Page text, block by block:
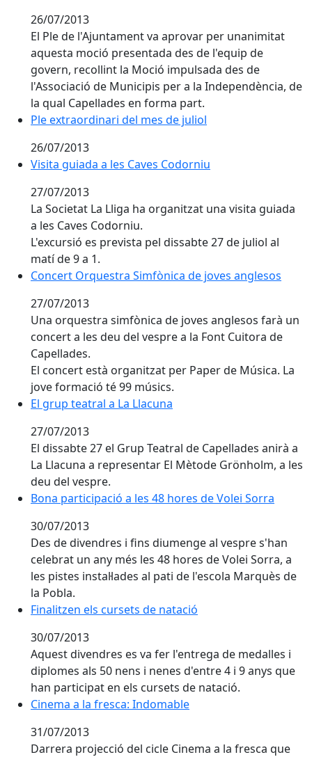
26/07/2013
El Ple de l'Ajuntament va aprovar per unanimitat
aquesta moció presentada des de l'equip de
govern, recollint la Moció impulsada des de
l'Associació de Municipis per a la Independència, de
la qual Capellades en forma part.
Ple extraordinari del mes de juliol
Ple extraordinari del mes de juliol
26/07/2013
Visita guiada a les Caves Codorniu
27/07/2013
La Societat La Lliga ha organitzat una visita guiada
a les Caves Codorniu.
L'excursió es prevista pel dissabte 27 de juliol al
matí de 9 a 1.
Concert Orquestra Simfònica de joves anglesos
27/07/2013
Una orquestra simfònica de joves anglesos farà un
concert a les deu del vespre a la Font Cuitora de
Capellades.
El concert està organitzat per Paper de Música. La
jove formació té 99 músics.
El grup teatral a La Llacuna
27/07/2013
El dissabte 27 el Grup Teatral de Capellades anirà a
La Llacuna a representar El Mètode Grönholm, a les
deu del vespre.
Bona participació a les 48 hores de Volei Sorra
Bona participació a les 48 hores de Volei Sorra
30/07/2013
Des de divendres i fins diumenge al vespre s'han
celebrat un any més les 48 hores de Volei Sorra, a
les pistes instal·lades al pati de l'escola Marquès de
la Pobla.
Finalitzen els cursets de natació
Finalitzen els cursets de natació
30/07/2013
Aquest divendres es va fer l'entrega de medalles i
diplomes als 50 nens i nenes d'entre 4 i 9 anys que
han participat en els cursets de natació.
Cinema a la fresca: Indomable
31/07/2013
Darrera projecció del cicle Cinema a la fresca que